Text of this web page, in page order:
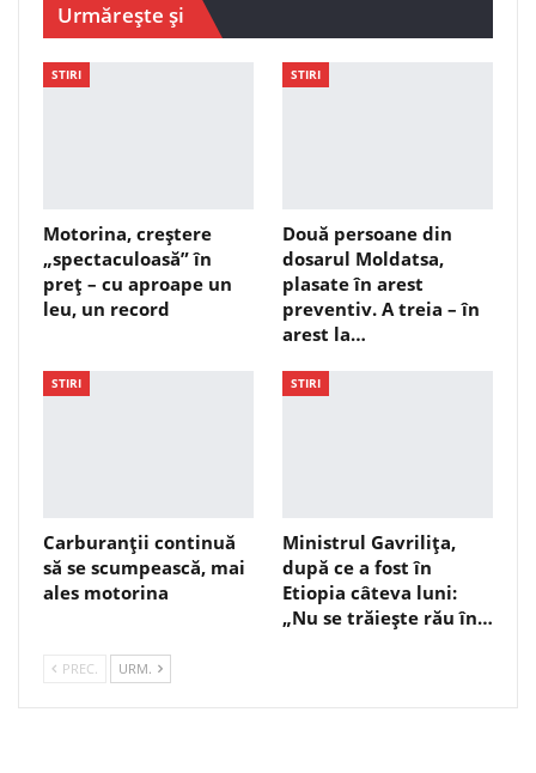
Urmărește și
STIRI
Motorina, creștere
„spectaculoasă” în
preț – cu aproape un
leu, un record
STIRI
Două persoane din
dosarul Moldatsa,
plasate în arest
preventiv. A treia – în
arest la…
STIRI
Carburanții continuă
să se scumpească, mai
ales motorina
STIRI
Ministrul Gavrilița,
după ce a fost în
Etiopia câteva luni:
„Nu se trăiește rău în…
PREC. URM.